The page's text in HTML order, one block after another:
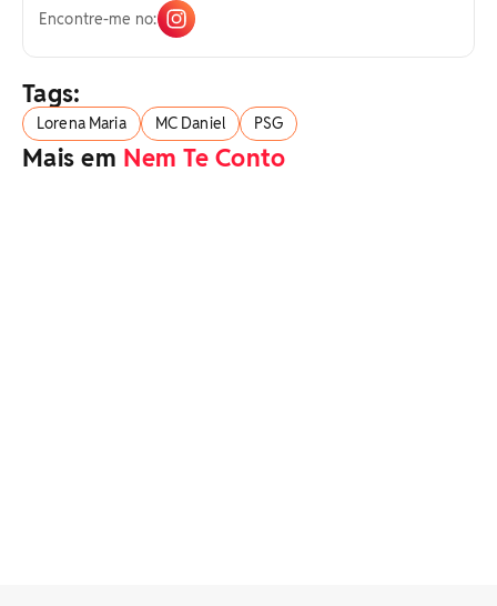
Encontre-me no:
Tags:
Lorena Maria MC Daniel PSG
Mais em Nem Te Conto